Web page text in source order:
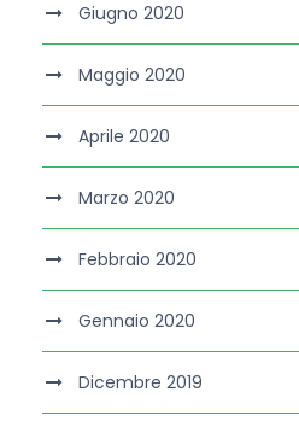
Giugno 2020
Maggio 2020
Aprile 2020
Marzo 2020
Febbraio 2020
Gennaio 2020
Dicembre 2019